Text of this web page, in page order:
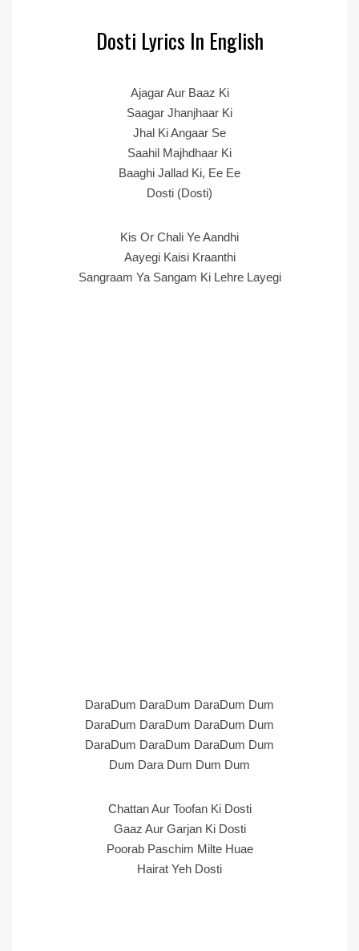
Dosti Lyrics In English
Ajagar Aur Baaz Ki
Saagar Jhanjhaar Ki
Jhal Ki Angaar Se
Saahil Majhdhaar Ki
Baaghi Jallad Ki, Ee Ee
Dosti (Dosti)
Kis Or Chali Ye Aandhi
Aayegi Kaisi Kraanthi
Sangraam Ya Sangam Ki Lehre Layegi
DaraDum DaraDum DaraDum Dum
DaraDum DaraDum DaraDum Dum
DaraDum DaraDum DaraDum Dum
Dum Dara Dum Dum Dum
Chattan Aur Toofan Ki Dosti
Gaaz Aur Garjan Ki Dosti
Poorab Paschim Milte Huae
Hairat Yeh Dosti